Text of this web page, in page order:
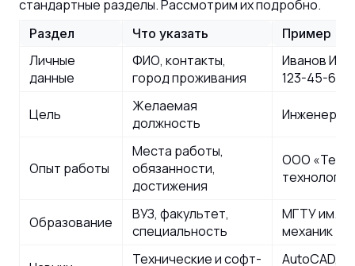
стандартные разделы. Рассмотрим их подробно.
Раздел Что указать Пример
Личные
данные
ФИО, контакты,
город проживания
Иванов
123-45-67,
Цель
Желаемая
должность
Инженер-
Опыт работы
Места работы,
обязанности,
достижения
ООО
технолог
Образование
ВУЗ, факультет,
специальность
МГТУ им.
механик
Технические и софт-
AutoCAD,